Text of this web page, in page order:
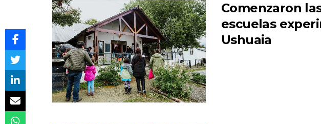
Comenzaron
escuelas
Ushuaia